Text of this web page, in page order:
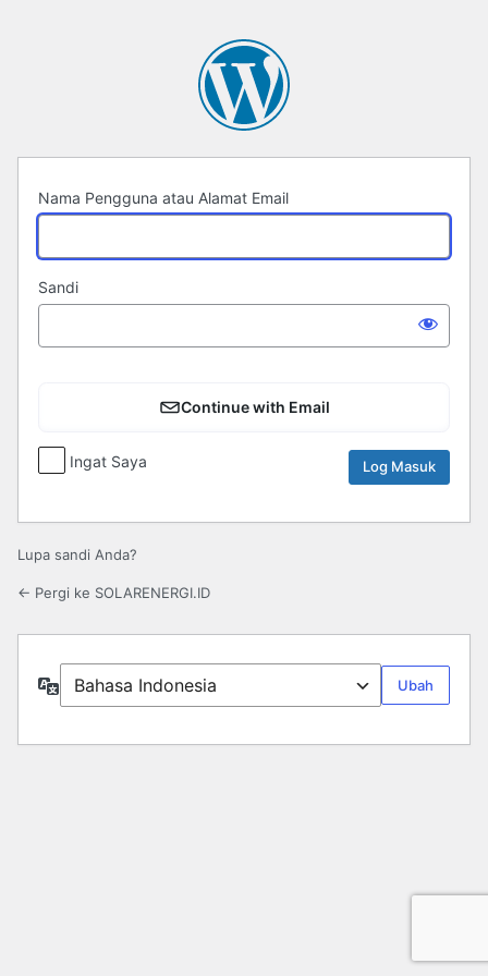
Nama Pengguna atau Alamat Email
Sandi
Continue with Email
Ingat Saya
Lupa sandi Anda?
← Pergi ke SOLARENERGI.ID
Bahasa